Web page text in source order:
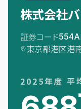
株式会社バ
証券コード554A
東京都港区港
2025年度 平